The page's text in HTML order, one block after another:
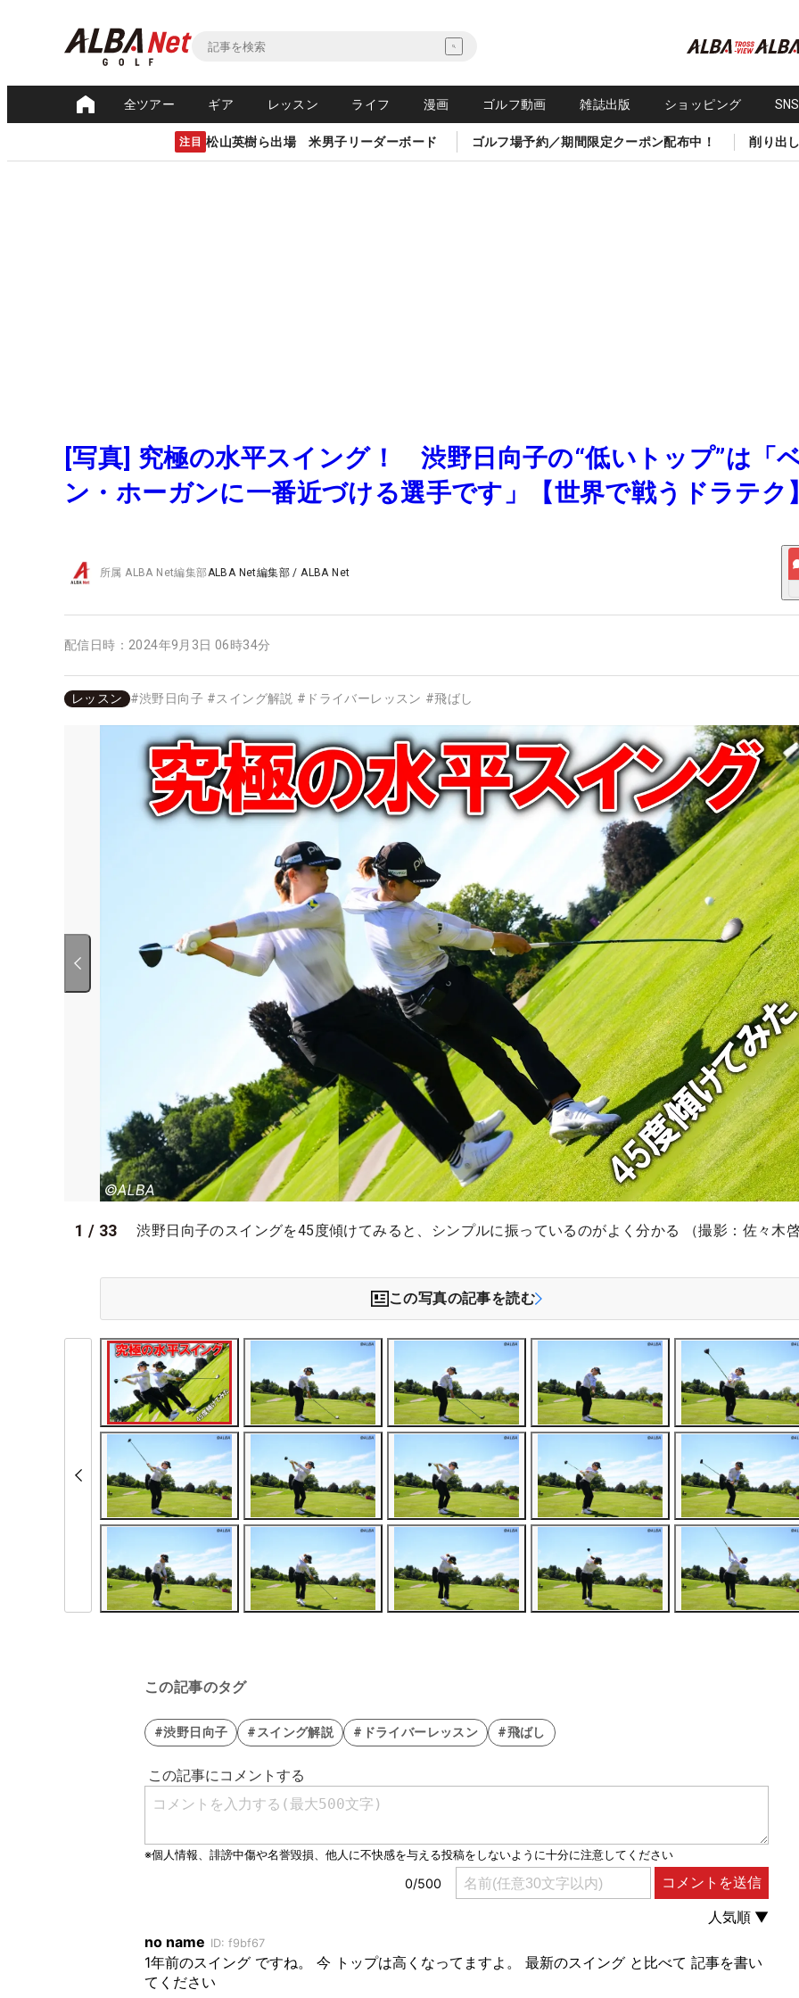
全ツアー ギア レッスン ライフ 漫画 ゴルフ動画 雑誌出版 ショッピング
注目 松山英樹ら出場 米男子リーダーボード ゴルフ場予約／期間限定クーポン配布中！ 削り出
[写真] 究極の水平スイング！ 渋野日向子の“低いトップ”は「
ン・ホーガンに一番近づける選手です」【世界で戦うドラテク
所属ALBA Net編集部ALBA Net編集部 /ALBA Net
配信日時： 2024年9月3日 06時34分
レッスン #渋野日向子 #スイング解説 # ドライバーレッスン #飛ばし
1 / 33 渋野日向子のスイングを45度傾けてみると、シンプルに振っているのがよく分かる （撮影：佐々木
この写真の記事を読む
この記事のタグ
#渋野日向子 #スイング解説 #ドライバーレッスン #飛ばし